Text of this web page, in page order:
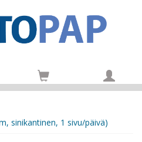
sinikantinen, 1 sivu/päivä)